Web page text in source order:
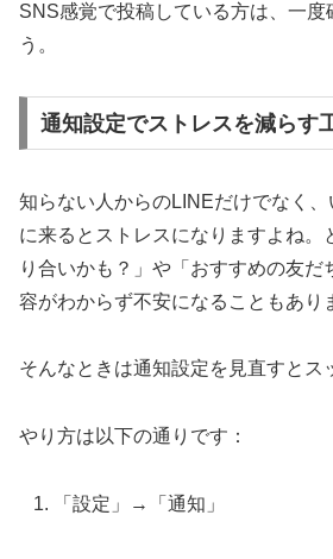
SNS感覚で投稿している方は、一度
う。
通知設定でストレスを減らす
知らない人からのLINEだけでなく
に来るとストレスになりますよね。
り合いかも？」や「おすすめの友だ
容がわからず不安になることもあり
そんなときは通知設定を見直すとス
やり方は以下の通りです：
「設定」→「通知」